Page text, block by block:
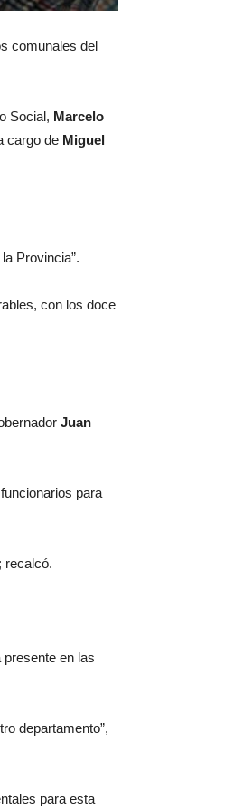
comunales del
Social, Marcelo
cargo de Miguel
Provincia”.
con los doce
Juan
para
recalcó.
en las
departamento”,
para esta